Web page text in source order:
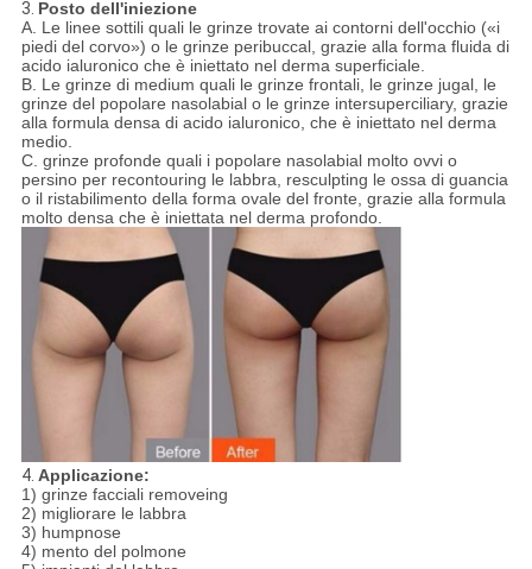
3. Posto dell'iniezione
A. Le linee sottili quali le grinze trovate ai contorni dell'occhio («i
piedi del corvo») o le grinze peribuccal, grazie alla forma fluida di
acido ialuronico che è iniettato nel derma superficiale.
B. Le grinze di medium quali le grinze frontali, le grinze jugal, le
grinze del popolare nasolabial o le grinze intersuperciliary, grazie
alla formula densa di acido ialuronico, che è iniettato nel derma
medio.
C. grinze profonde quali i popolare nasolabial molto ovvi o
persino per recontouring le labbra, resculpting le ossa di guancia
o il ristabilimento della forma ovale del fronte, grazie alla formula
molto densa che è iniettata nel derma profondo.
4. Applicazione:
1) grinze facciali removeing
2) migliorare le labbra
3) humpnose
4) mento del polmone